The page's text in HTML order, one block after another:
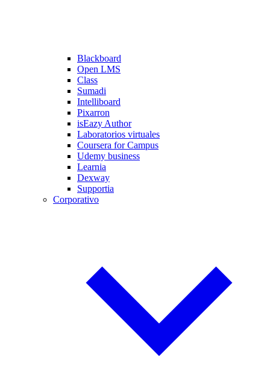
Blackboard
Open LMS
Class
Sumadi
Intelliboard
Pixarron
isEazy Author
Laboratorios virtuales
Coursera for Campus
Udemy business
Learnia
Dexway
Supportia
Corporativo